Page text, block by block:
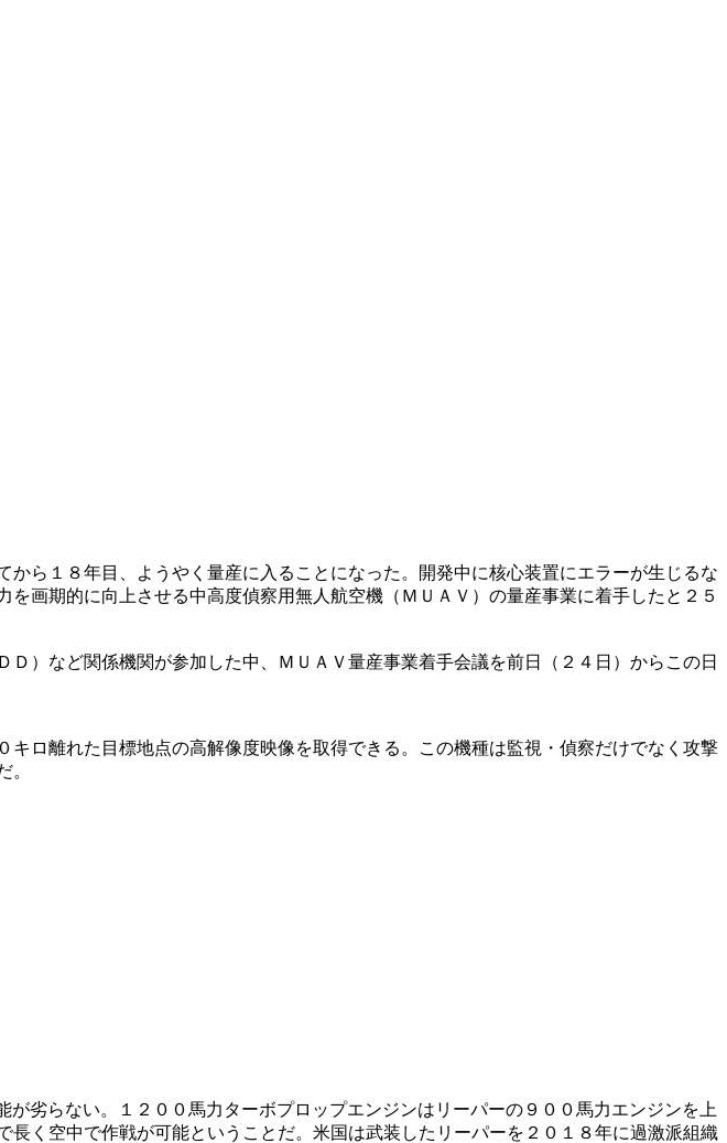
ら１８年目、ようやく量産に入ることになった。開発中に核心装置にエラーが生じるな
画期的に向上させる中高度偵察用無人航空機（ＭＵＡＶ）の量産事業に着手したと２５
）など関係機関が参加した中、ＭＵＡＶ量産事業着手会議を前日（２４日）からこの日
ロ離れた目標地点の高解像度映像を取得できる。この機種は監視・偵察だけでなく攻撃
。
劣らない。１２００馬力ターボプロップエンジンはリーパーの９００馬力エンジンを上
く空中で作戦が可能ということだ。米国は武装したリーパーを２０１８年に過激派組織